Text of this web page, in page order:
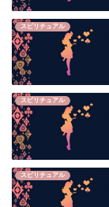
スピリチュアル
スピリチュアル
スピリチュアル